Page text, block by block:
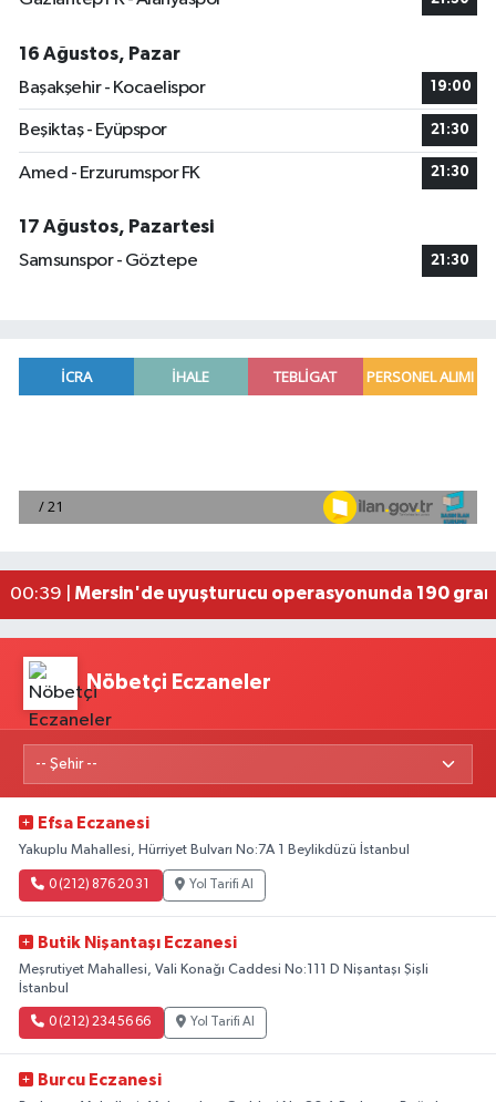
16 Ağustos, Pazar
Başakşehir - Kocaelispor
19:00
Beşiktaş - Eyüpspor 21:30
Amed - Erzurumspor FK 21:30
17 Ağustos, Pazartesi
Samsunspor - Göztepe
21:30
23:58 |
Milli pentatletler Kıvanç Taşyaran ve Buğra
00:39 |Mersin'de uyuşturucu operasyonunda 190
00:05 | Adana'da silahlı saldırıda 3 kişi yaralandı
Nöbetçi Eczaneler
Efsa Eczanesi
Yakuplu Mahallesi, Hürriyet Bulvarı No:7A 1 Beylikdüzü İstanbul
0 (212) 876 20 31 Yol Tarifi Al
Butik Nişantaşı Eczanesi
Meşrutiyet Mahallesi, Vali Konağı Caddesi No:111 D Nişantaşı Şişli
İstanbul
0 (212) 234 56 66 Yol Tarifi Al
Burcu Eczanesi